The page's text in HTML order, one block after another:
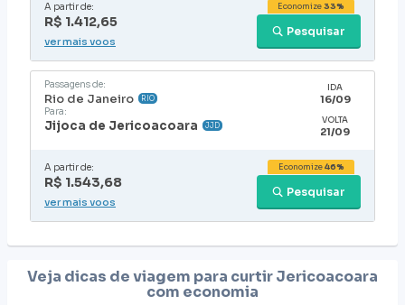
A partir de:
R$ 1.412,65
Pesquisar
Economize33%
ver mais voos
Passagens de:
Rio de Janeiro RIO
Para:
Jijoca de Jericoacoara JJD
IDA
16/09
VOLTA
21/09
A partir de:
R$ 1.543,68
Pesquisar
Economize46%
ver mais voos
Veja dicas de viagem para curtirJericoacoara
com economia